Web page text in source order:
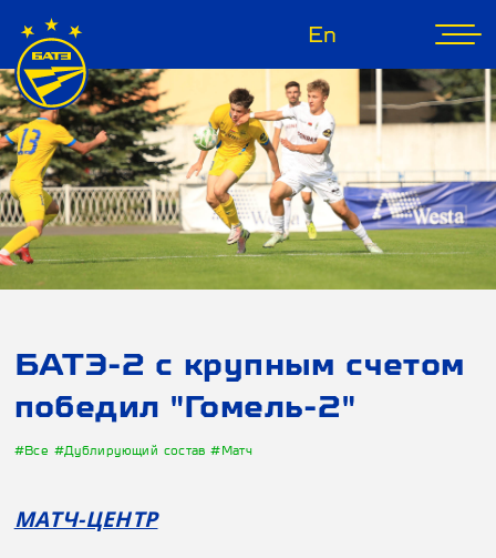
En
БАТЭ-2 с крупным счетом
победил "Гомель-2"
#Все #Дублирующий состав#Матч
МАТЧ-ЦЕНТР